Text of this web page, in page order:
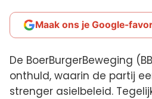
Maak ons je Google-
De BoerBurgerBeweging
onthuld, waarin de partij
strenger asielbeleid.